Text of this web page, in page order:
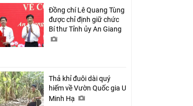
Đồng chí Lê Quang Tùng
được chỉ định giữ chức
Bí thư Tỉnh ủy An Giang
Thả khỉ đuôi dài quý
hiếm về Vườn Quốc gia U
Minh Hạ